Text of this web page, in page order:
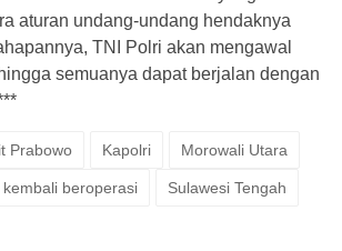
aturan undang-undang hendaknya
TNI Polri akan mengawal
semuanya dapat berjalan dengan
Prabowo Kapolri Morowali Utara
kembali beroperasi Sulawesi Tengah